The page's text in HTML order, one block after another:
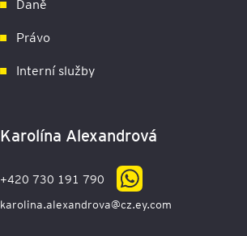
Daně
Právo
Interní služby
Karolína Alexandrová
+420 730 191 790
karolina.alexandrova@cz.ey.com